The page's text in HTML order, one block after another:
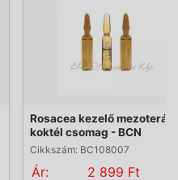
Rosacea kezelő
koktél csomag - BCN
Cikkszám: BC108007
Ár: 2 899 Ft